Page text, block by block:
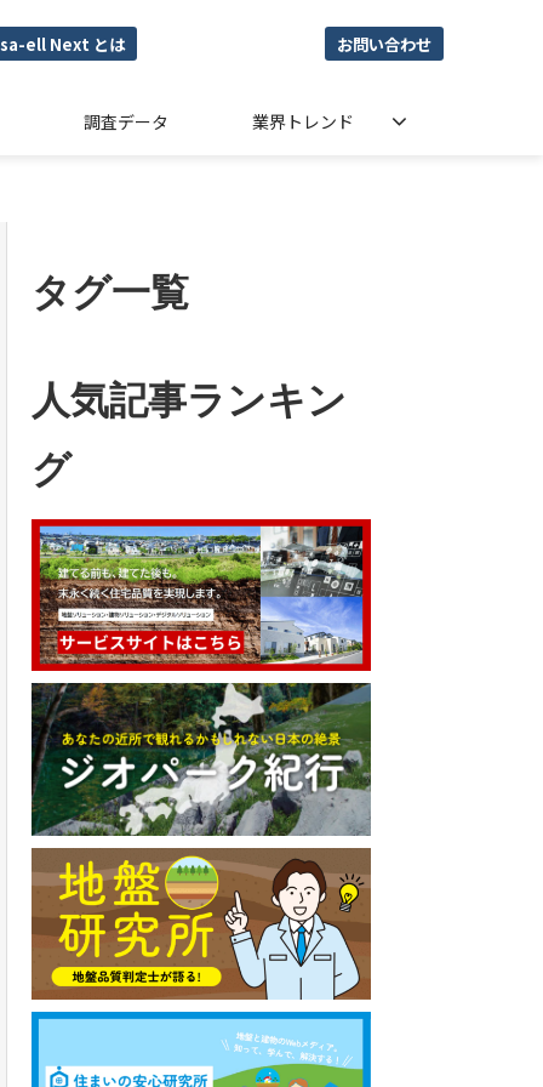
ell Next とは お問い合わせ
調査データ 業界トレンド
タグ一覧
人気記事ランキン
グ